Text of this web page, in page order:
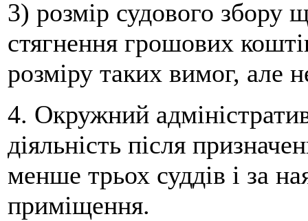
3) розмір судового
стягнення грошових
розміру таких вимог, але
4. Окружний
діяльність після
менше трьох суддів і за
приміщення.